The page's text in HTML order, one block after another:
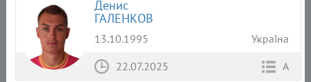
Денис
ГАЛЕНКОВ
13.10.1995
Україна
22.07.2025
А